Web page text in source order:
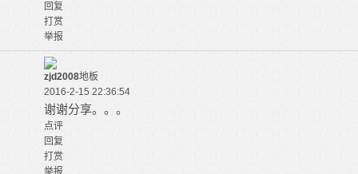
回复
打赏
举报
zjd2008地板
2016-2-15 22:36:54
谢谢分享。。。
点评
回复
打赏
举报